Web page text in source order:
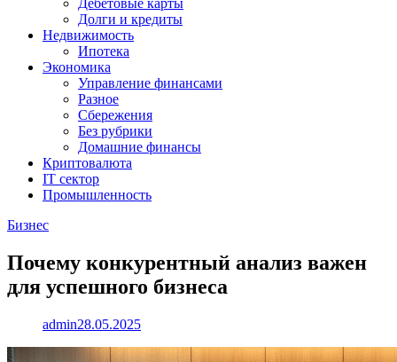
Дебетовые карты
Долги и кредиты
Недвижимость
Ипотека
Экономика
Управление финансами
Разное
Сбережения
Без рубрики
Домашние финансы
Криптовалюта
IT сектор
Промышленность
Бизнес
Почему конкурентный анализ важен
для успешного бизнеса
admin28.05.2025